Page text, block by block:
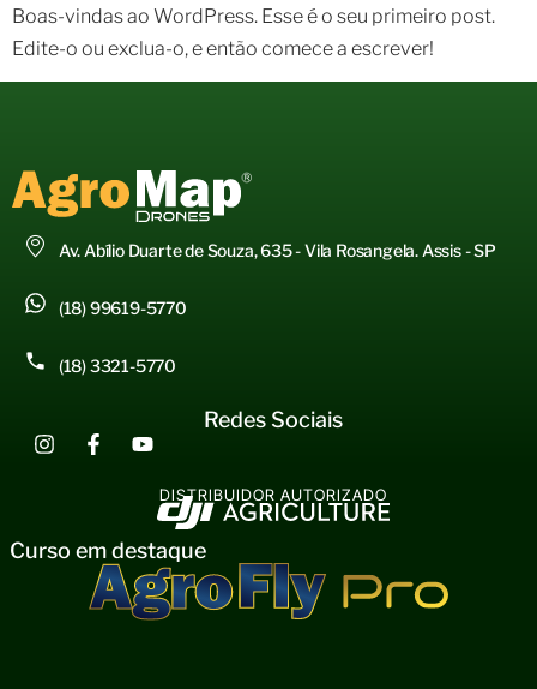
Boas-vindas ao WordPress. Esse é o seu primeiro post.
Edite-o ou exclua-o, e então comece a escrever!
Av. Abílio Duarte de Souza, 635 - Vila Rosangela. Assis - SP
(18) 99619-5770
(18) 3321-5770
Redes Sociais
DISTRIBUIDOR AUTORIZADO
Curso em destaque